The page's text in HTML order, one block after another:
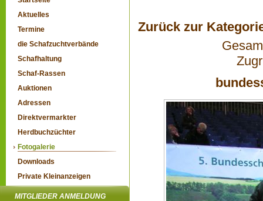
Aktuelles
Termine
die Schafzuchtverbände
Schafhaltung
Schaf-Rassen
Auktionen
Adressen
Direktvermarkter
Herdbuchzüchter
Fotogalerie
Downloads
Private Kleinanzeigen
MITGLIEDER ANMELDUNG
Zurück zur